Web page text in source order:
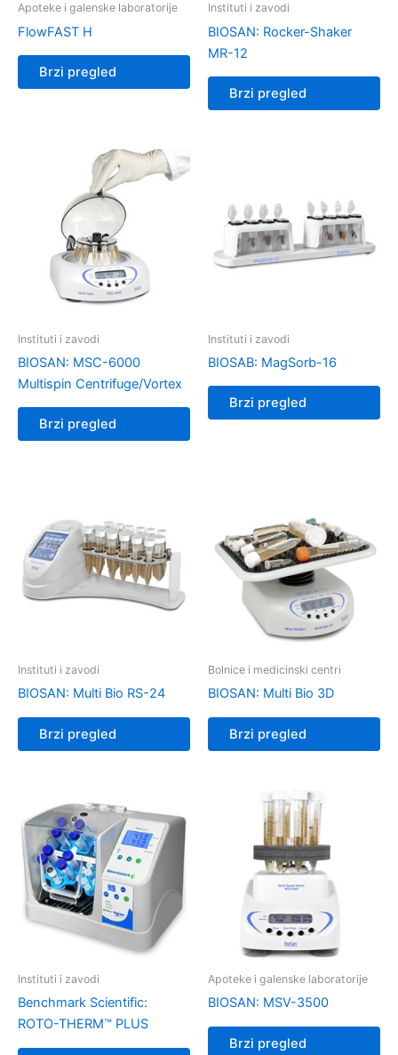
Apoteke i galenske laboratorije
FlowFAST H
Brzi pregled
Instituti i zavodi
BIOSAN: Rocker-Shaker
MR-12
Brzi pregled
Instituti i zavodi
BIOSAN: MSC-6000
Multispin Centrifuge/Vortex
Brzi pregled
Instituti i zavodi
BIOSAB: MagSorb-16
Brzi pregled
Instituti i zavodi
BIOSAN: Multi Bio RS-24
Brzi pregled
Bolnice i medicinski centri
BIOSAN: Multi Bio 3D
Brzi pregled
Instituti i zavodi
Benchmark Scientific:
ROTO-THERM™ PLUS
Apoteke i galenske laboratorije
BIOSAN: MSV-3500
Brzi pregled